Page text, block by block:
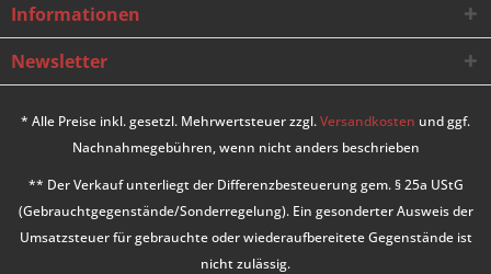
Informationen
Newsletter
* Alle Preise inkl. gesetzl. Mehrwertsteuer zzgl.Versandkosten und ggf.
Nachnahmegebühren, wenn nicht anders beschrieben
** Der Verkauf unterliegt der Differenzbesteuerung gem. § 25a UStG
(Gebrauchtgegenstände/Sonderregelung). Ein gesonderter Ausweis der
Umsatzsteuer für gebrauchte oder wiederaufbereitete Gegenstände ist
nicht zulässig.